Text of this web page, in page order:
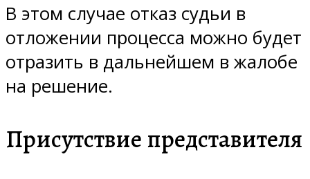
В этом случае отказ судьи в
отложении процесса можно будет
отразить в дальнейшем в жалобе
на решение.
Присутствие представителя